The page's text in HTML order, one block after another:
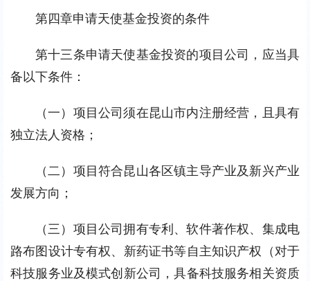
第四章申请天使基金投资的条件
第十三条申请天使基金投资的项目公司，应当具
备以下条件：
（一）项目公司须在昆山市内注册经营，且具有
独立法人资格；
（二）项目符合昆山各区镇主导产业及新兴产业
发展方向；
（三）项目公司拥有专利、软件著作权、集成电
路布图设计专有权、新药证书等自主知识产权（对于
科技服务业及模式创新公司，具备科技服务相关资质